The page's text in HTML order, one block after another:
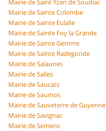
Mairie de Saint Yzan de Soudiac
Mairie de Sainte Colombe
Mairie de Sainte Eulalie
Mairie de Sainte Foy la Grande
Mairie de Sainte Gemme
Mairie de Sainte Radegonde
Mairie de Salaunes
Mairie de Salles
Mairie de Saucats
Mairie de Saumos
Mairie de Sauveterre de Guyenne
Mairie de Savignac
Mairie de Semens